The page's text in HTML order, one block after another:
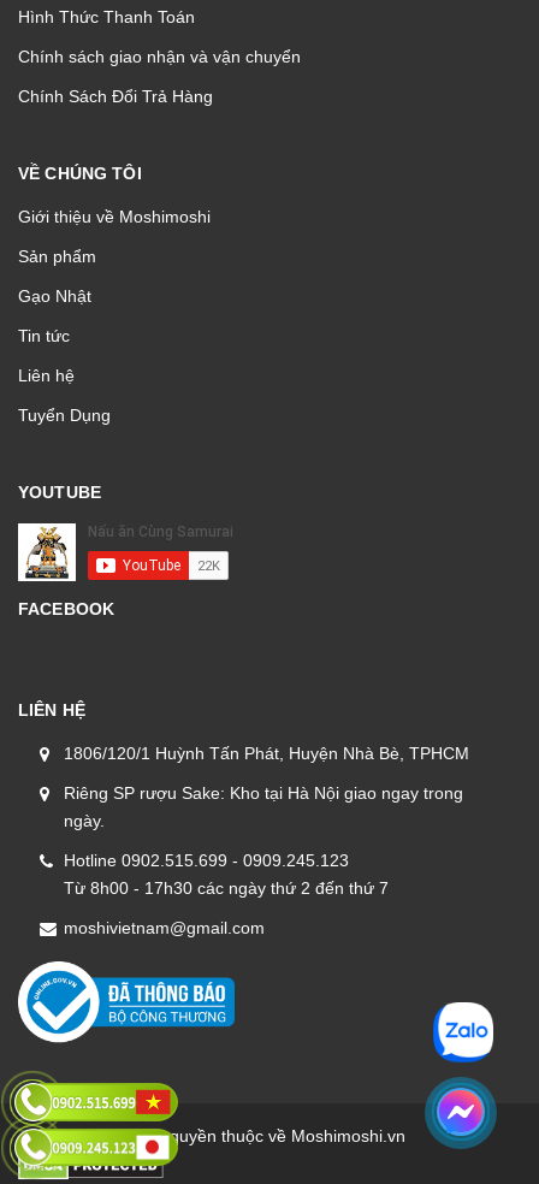
Hình Thức Thanh Toán
Chính sách giao nhận và vận chuyển
Chính Sách Đổi Trả Hàng
VỀ CHÚNG TÔI
Giới thiệu về Moshimoshi
Sản phẩm
Gạo Nhật
Tin tức
Liên hệ
Tuyển Dụng
YOUTUBE
FACEBOOK
LIÊN HỆ
1806/120/1 Huỳnh Tấn Phát, Huyện Nhà Bè, TPHCM
Riêng SP rượu Sake: Kho tại Hà Nội giao ngay trong
ngày.
Hotline 0902.515.699 - 0909.245.123
Từ 8h00 - 17h30 các ngày thứ 2 đến thứ 7
moshivietnam@gmail.com
Bản quyền thuộc về Moshimoshi.vn